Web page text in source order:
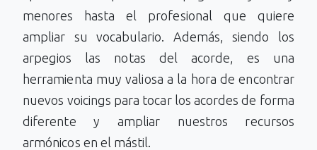
menores hasta el profesional que quiere
ampliar su vocabulario. Además, siendo los
arpegios las notas del acorde, es una
herramienta muy valiosa a la hora de encontrar
nuevos voicings para tocar los acordes de forma
diferente y ampliar nuestros recursos
armónicos en el mástil.